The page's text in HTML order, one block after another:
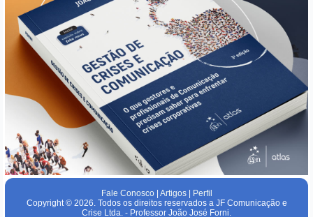
Fale Conosco| Artigos|
Perfil
Copyright © 2026. Todos os direitos reservados a JF Comunicação e
Crise Ltda. - Professor João José Forni.